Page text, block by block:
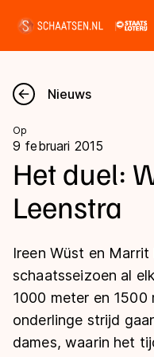
Nieuws
Kalender
Disciplines
Langebaan
Shorttrack
Inlineskaten
Uitslagen
Langebaan
Shorttrack
Marathon
Tijden &
Ranglijsten Langebaan
Nieuws
Op
9 februari 2015
Het duel:
Leenstra
Ireen Wüst en
schaatsseizoen al
1000 meter en 1500
onderlinge strijd
dames, waarin het